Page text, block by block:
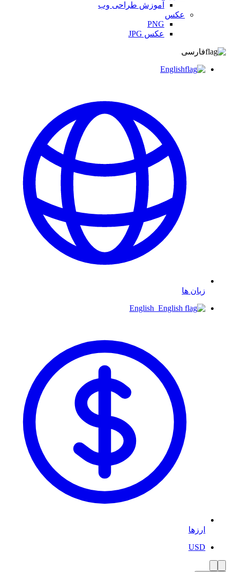
آموزش طراحی وب
عکس
PNG
عکس JPG
فارسی
English
زبان ها
English
ارزها
USD